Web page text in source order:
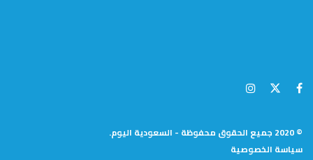
© 2020 جميع الحقوق محفوظة - السعودية اليوم.
سياسة الخصوصية